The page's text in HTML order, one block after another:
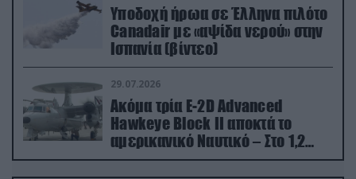
Υποδοχή ήρωα σε Έλληνα πιλότο
Canadair με «αψίδα νερού» στην
Ισπανία (βίντεο)
29.07.2026
Ακόμα τρία E-2D Advanced
Hawkeye Block II αποκτά το
αμερικανικό Ναυτικό – Στο 1,2
δισ.δολάρια το κόστος